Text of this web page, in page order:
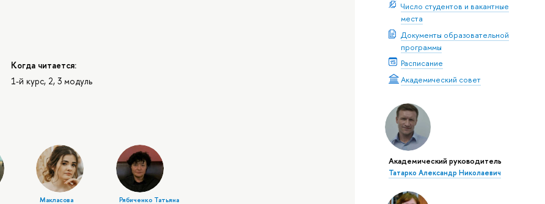
Число студентов и вакантные
места
Документы образовательной
программы
Расписание
Академический совет
Академический руководитель
Татарко Александр Николаевич
Когда читается:
1-й курс, 2, 3 модуль
Макласова
Рябиченко Татьяна